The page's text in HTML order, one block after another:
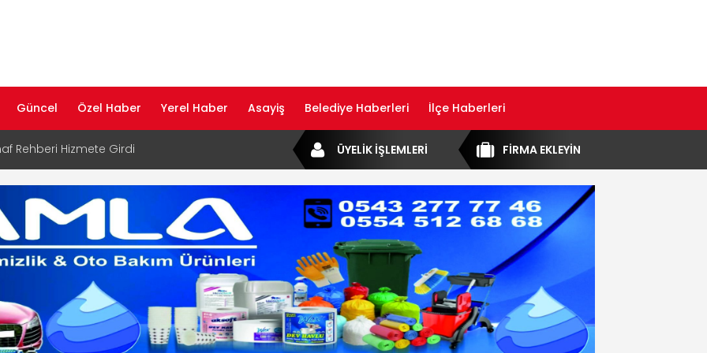
Güncel Özel Haber Yerel Haber Asayiş Belediye Haberleri İlçe Haberleri
Rehberi Hizmete Girdi
Yayın Hayatına Başladı | Hızlı ve Akıllı
Dijital Devrim: Rota Sepetim
Bölge Müdürü Makam Koltuğunu
Rehberi ile Google ve Yapay Zeka
Öne Çıkın
FİRMA EKLEYİN
ÜYELİK İŞLEMLERİ